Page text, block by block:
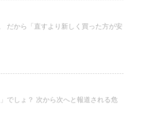
だから「直すより新しく買った方が安
でしょ？ 次から次へと報道される危